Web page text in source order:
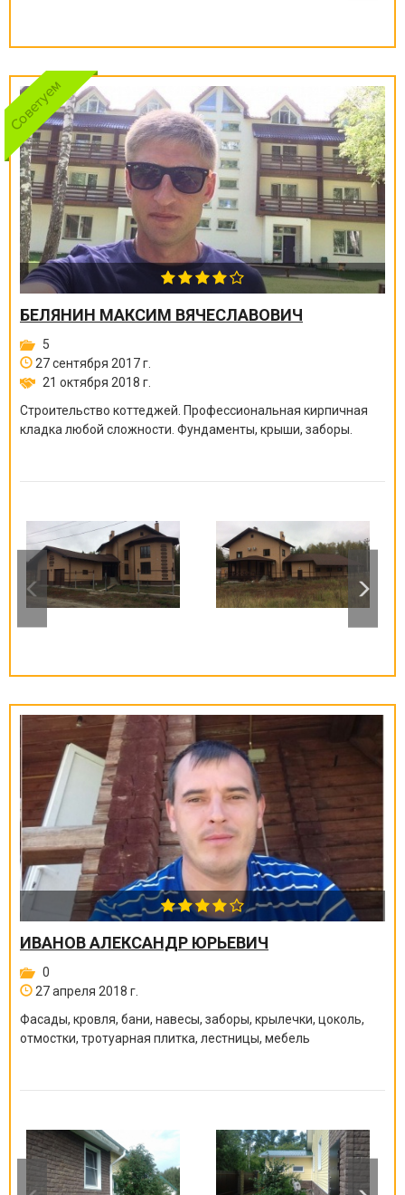
БЕЛЯНИН МАКСИМ ВЯЧЕСЛАВОВИЧ
5
27 сентября 2017 г.
21 октября 2018 г.
Строительство коттеджей. Профессиональная кирпичная
кладка любой сложности. Фундаменты, крыши, заборы.
ИВАНОВ АЛЕКСАНДР ЮРЬЕВИЧ
0
27 апреля 2018 г.
Фасады, кровля, бани, навесы, заборы, крылечки, цоколь,
отмостки, тротуарная плитка, лестницы, мебель